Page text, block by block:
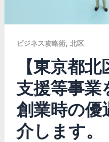
ビジネス攻略術, 北区
【東京都
支援等事業
創業時の優
介します。